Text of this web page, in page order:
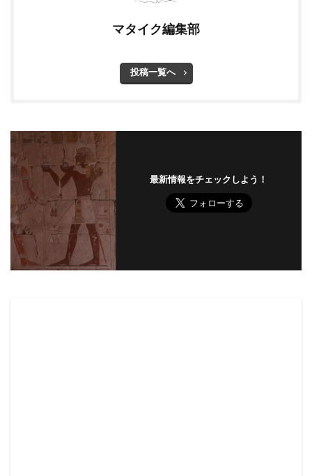
マタイク編集部
投稿一覧へ
最新情報をチェックしよう！